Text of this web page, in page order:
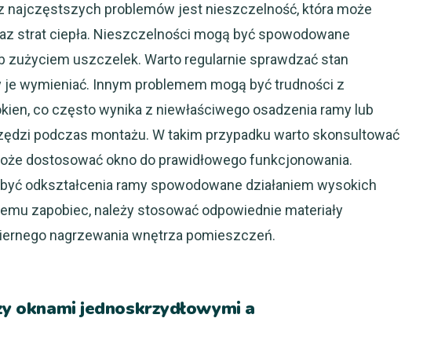
najczęstszych problemów jest nieszczelność, która może
strat ciepła. Nieszczelności mogą być spowodowane
zużyciem uszczelek. Warto regularnie sprawdzać stan
wymieniać. Innym problemem mogą być trudności z
co często wynika z niewłaściwego osadzenia ramy lub
podczas montażu. W takim przypadku warto skonsultować
dostosować okno do prawidłowego funkcjonowania.
odkształcenia ramy spowodowane działaniem wysokich
zapobiec, należy stosować odpowiednie materiały
nagrzewania wnętrza pomieszczeń.
oknami jednoskrzydłowymi a